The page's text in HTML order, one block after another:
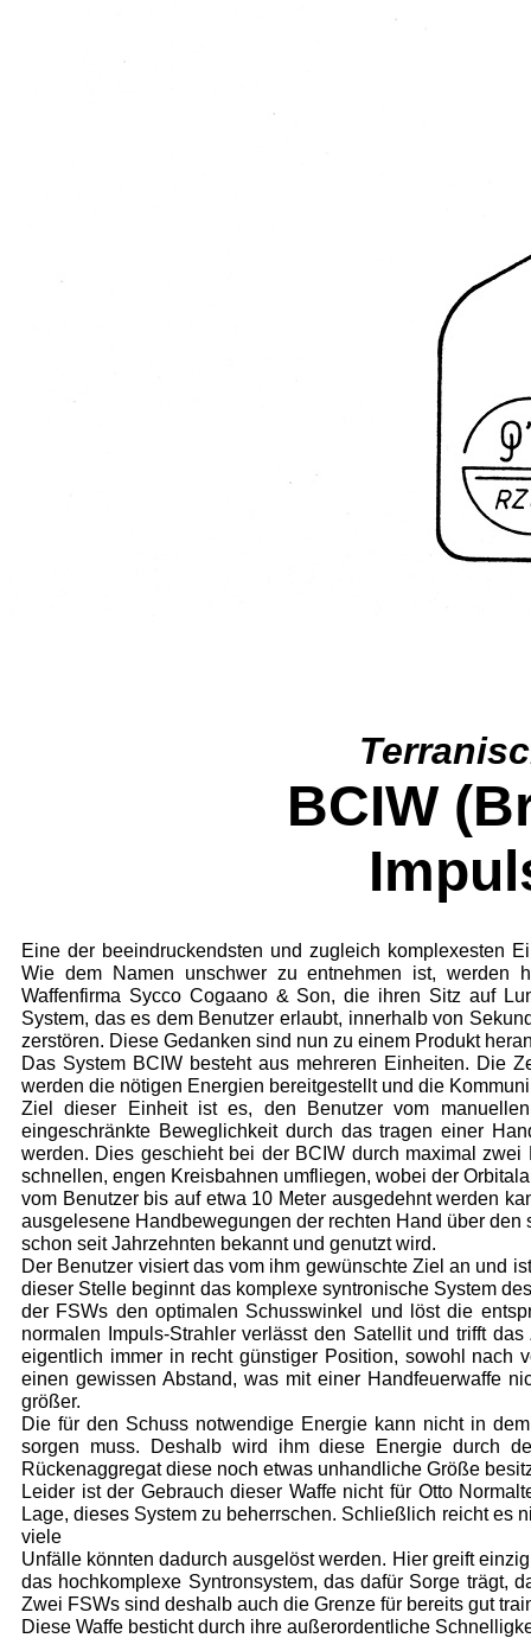
BCIW
Eine der beeindruckendsten und zugleich kom­plexesten
Wie dem Namen unschwer zu entnehmen ist, werden
Waffenfirma Sycco Cogaano & Son, die ihren Sitz auf
System, das es dem Benutzer erlaubt, innerhalb von
zerstören. Diese Gedanken sind nun zu einem Produkt
Das System BCIW besteht aus mehreren Ein­heiten. Die
werden die nötigen Energien bereitgestellt und die
Ziel dieser Einheit ist es, den Benutzer vom
eingeschränkte Beweglichkeit durch das tragen einer
werden. Dies ge­schieht bei der BCIW durch maximal
schnellen, engen Kreis­bahnen umfliegen, wobei der
vom Benutzer bis auf etwa 10 Meter ausgedehnt werden
aus­gelesene Handbewegungen der rechten Hand über
schon seit Jahrzehnten bekannt und genutzt wird.
Der Benutzer visiert das vom ihm gewünschte Ziel an und
dieser Stelle beginnt das komplexe syntronische System
der FSWs den optimalen Schusswinkel und löst die
normalen Im­puls-Strahler verlässt den Satellit und trifft
eigentlich immer in recht günstiger Position, sowohl nach
einen gewissen Ab­stand, was mit einer Handfeuerwaffe
größer.
Die für den Schuss notwendige Energie kann nicht in
sorgen muss. Deshalb wird ihm diese Energie durch
Rückenaggregat diese noch etwas unhandliche Größe
Leider ist der Gebrauch dieser Waffe nicht für Otto
Lage, dieses System zu beherrschen. Schließlich reicht es
viele
Unfälle könnten dadurch ausgelöst werden. Hier greift
das hochkomplexe Syntronsystem, das dafür Sorge trägt,
Zwei FSWs sind deshalb auch die Grenze für bereits gut
Diese Waffe besticht durch ihre außerordentli­che